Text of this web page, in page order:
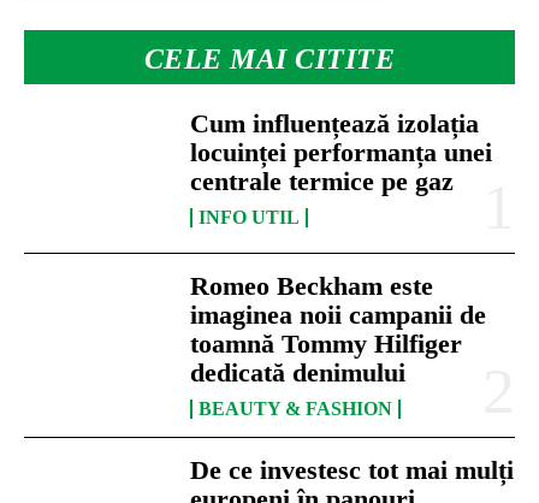
CELE MAI CITITE
Cum influențează izolația
locuinței performanța unei
centrale termice pe gaz
INFO UTIL
Romeo Beckham este
imaginea noii campanii de
toamnă Tommy Hilfiger
dedicată denimului
BEAUTY & FASHION
De ce investesc tot mai mulți